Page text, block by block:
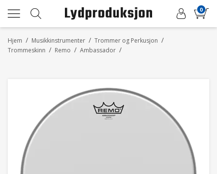
0
/
Hjem /
Musikkinstrumenter /
Trommer og Perkusjon
/
Trommeskinn /
Remo /
Ambassador